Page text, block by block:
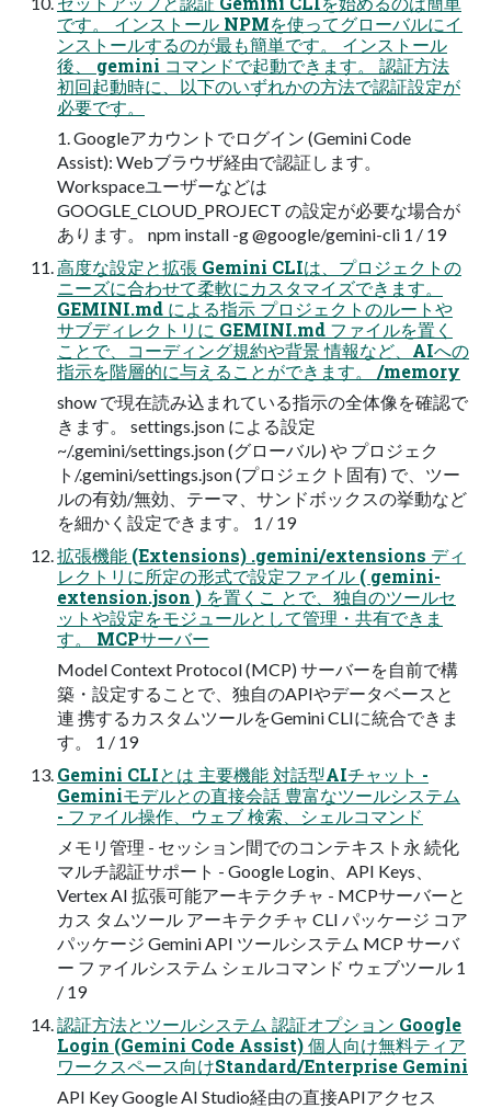
です。 インストール NPMを使ってグローバルにイ
ンストールするのが最も簡単です。 インストール
後、 gemini コマンドで起動できます。 認証方法
初回起動時に、以下のいずれかの方法で認証設定が
必要です。
1. Googleアカウントでログイン (Gemini Code
Assist): Webブラウザ経由で認証します。
Workspaceユーザーなどは
GOOGLE_CLOUD_PROJECT の設定が必要な場合が
あります。 npm install -g @google/gemini-cli 1 / 19
高度な設定と拡張 Gemini CLIは、プロジェクトの
ニーズに合わせて柔軟にカスタマイズできます。
GEMINI.md による指示 プロジェクトのルートや
サブディレクトリに GEMINI.md ファイルを置く
ことで、コーディング規約や背景 情報など、AIへの
指示を階層的に与えることができます。 /memory
show で現在読み込まれている指示の全体像を確認で
きます。 settings.json による設定
~/.gemini/settings.json (グローバル) や プロジェク
ト/.gemini/settings.json (プロジェクト固有) で、ツー
ルの有効/無効、テーマ、サンドボックスの挙動など
を細かく設定できます。 1 / 19
拡張機能 (Extensions) .gemini/extensions ディ
レクトリに所定の形式で設定ファイル ( gemini-
extension.json ) を置くこ とで、独自のツールセ
ットや設定をモジュールとして管理・共有できま
す。 MCPサーバー
Model Context Protocol (MCP) サーバーを自前で構
築・設定することで、独自のAPIやデータベースと
連 携するカスタムツールをGemini CLIに統合できま
す。 1 / 19
Gemini CLIとは 主要機能 対話型AIチャット -
Geminiモデルとの直接会話 豊富なツールシステム
- ファイル操作、ウェブ 検索、シェルコマンド
メモリ管理 - セッション間でのコンテキスト永 続化
マルチ認証サポート - Google Login、API Keys、
Vertex AI 拡張可能アーキテクチャ - MCPサーバーと
カス タムツール アーキテクチャ CLI パッケージ コア
パッケージ Gemini API ツールシステム MCP サーバ
ー ファイルシステム シェルコマンド ウェブツール 1
/ 19
認証方法とツールシステム 認証オプション Google
Login (Gemini Code Assist) 個人向け無料ティア
ワークスペース向けStandard/Enterprise Gemini
API Key Google AI Studio経由の直接APIアクセス